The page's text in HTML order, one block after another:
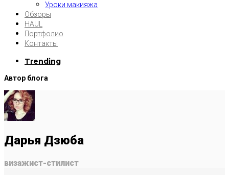
Уроки макияжа
Обзоры
HAUL
Портфолио
Контакты
Trending
Автор блога
Дарья Дзюба
визажист-стилист